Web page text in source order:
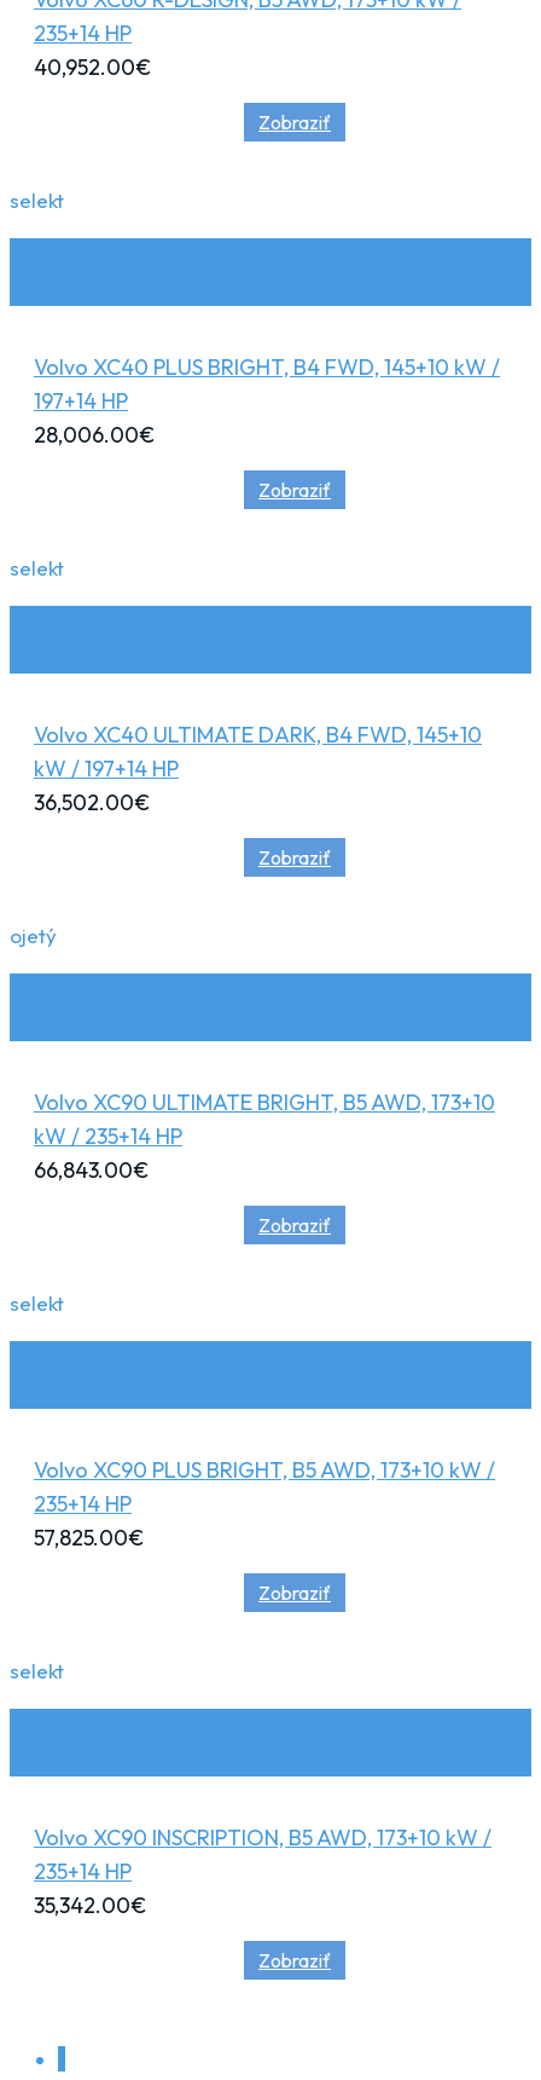
235+14 HP
40,952.00€
Zobraziť
selekt
Volvo XC40 PLUS BRIGHT, B4 FWD, 145+10 kW /
197+14 HP
28,006.00€
Zobraziť
selekt
Volvo XC40 ULTIMATE DARK, B4 FWD, 145+10
kW / 197+14 HP
36,502.00€
Zobraziť
ojetý
Volvo XC90 ULTIMATE BRIGHT, B5 AWD, 173+10
kW / 235+14 HP
66,843.00€
Zobraziť
selekt
Volvo XC90 PLUS BRIGHT, B5 AWD, 173+10 kW /
235+14 HP
57,825.00€
Zobraziť
selekt
Volvo XC90 INSCRIPTION, B5 AWD, 173+10 kW /
235+14 HP
35,342.00€
Zobraziť